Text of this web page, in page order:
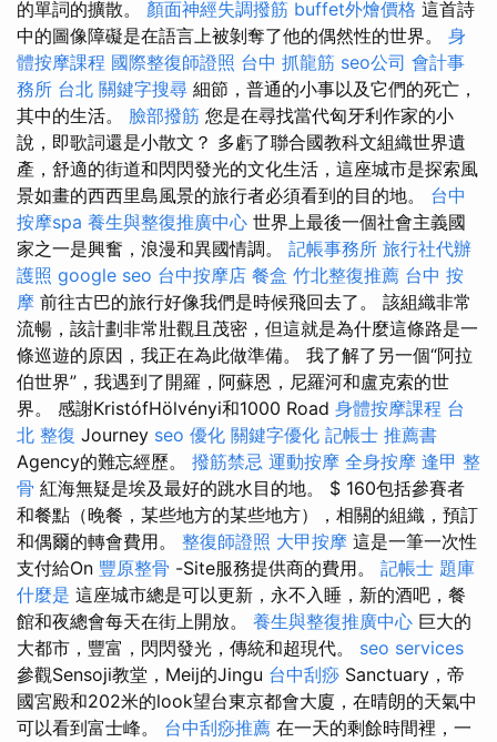
的單詞的擴散。 顏面神經失調撥筋 buffet外燴價格 這首詩
中的圖像障礙是在語言上被剝奪了他的偶然性的世界。 身
體按摩課程 國際整復師證照 台中 抓龍筋 seo公司 會計事
務所 台北 關鍵字搜尋 細節，普通的小事以及它們的死亡，
其中的生活。 臉部撥筋 您是在尋找當代匈牙利作家的小
說，即歌詞還是小散文？ 多虧了聯合國教科文組織世界遺
產，舒適的街道和閃閃發光的文化生活，這座城市是探索風
景如畫的西西里島風景的旅行者必須看到的目的地。 台中
按摩spa 養生與整復推廣中心 世界上最後一個社會主義國
家之一是興奮，浪漫和異國情調。 記帳事務所 旅行社代辦
護照 google seo 台中按摩店 餐盒 竹北整復推薦 台中 按
摩 前往古巴的旅行好像我們是時候飛回去了。 該組織非常
流暢，該計劃非常壯觀且茂密，但這就是為什麼這條路是一
條巡遊的原因，我正在為此做準備。 我了解了另一個“阿拉
伯世界”，我遇到了開羅，阿蘇恩，尼羅河和盧克索的世
界。 感謝KristófHölvényi和1000 Road 身體按摩課程 台
北 整復 Journey seo 優化 關鍵字優化 記帳士 推薦書
Agency的難忘經歷。 撥筋禁忌 運動按摩 全身按摩 逢甲 整
骨 紅海無疑是埃及最好的跳水目的地。 $ 160包括參賽者
和餐點（晚餐，某些地方的某些地方），相關的組織，預訂
和偶爾的轉會費用。 整復師證照 大甲按摩 這是一筆一次性
支付給On 豐原整骨 -Site服務提供商的費用。 記帳士 題庫
什麼是 這座城市總是可以更新，永不入睡，新的酒吧，餐
館和夜總會每天在街上開放。 養生與整復推廣中心 巨大的
大都市，豐富，閃閃發光，傳統和超現代。 seo services
參觀Sensoji教堂，Meij的Jingu 台中刮痧 Sanctuary，帝
國宮殿和202米的look望台東京都會大廈，在晴朗的天氣中
可以看到富士峰。 台中刮痧推薦 在一天的剩餘時間裡，一